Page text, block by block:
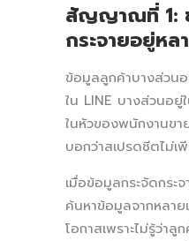
สัญญาณที่ 1:
กระจายอยู่หล
ข้อมูลลูกค้าบางส่วน
ใน LINE บางส่วนอยู่
ในหัวของพนักงาน
บอกว่าสเปรดชีตไม่
เมื่อข้อมูลกระจัดกระ
ค้นหาข้อมูลจากหลา
โอกาสเพราะไม่รู้ว่า